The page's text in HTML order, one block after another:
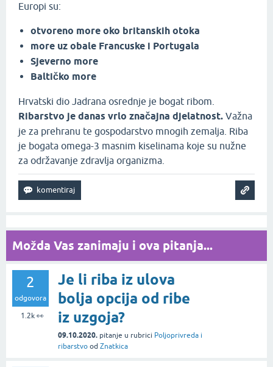
Europi su:
otvoreno more oko britanskih otoka
more uz obale Francuske i Portugala
Sjeverno more
Baltičko more
Hrvatski dio Jadrana osrednje je bogat ribom.
Ribarstvo je danas vrlo značajna djelatnost. Važna
je za prehranu te gospodarstvo mnogih zemalja. Riba
je bogata omega-3 masnim kiselinama koje su nužne
za održavanje zdravlja organizma.
Možda Vas zanimaju i ova pitanja...
2
odgovora
1.2k👀
Je li riba iz ulova
bolja opcija od ribe
iz uzgoja?
09.10.2020. pitanje u rubrici Poljoprivreda i
ribarstvo od Znatkica